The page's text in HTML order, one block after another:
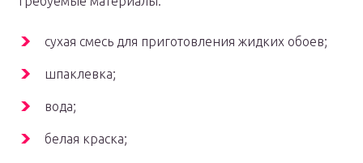
сухая смесь для приготовления жидких обоев;
шпаклевка;
вода;
белая краска;